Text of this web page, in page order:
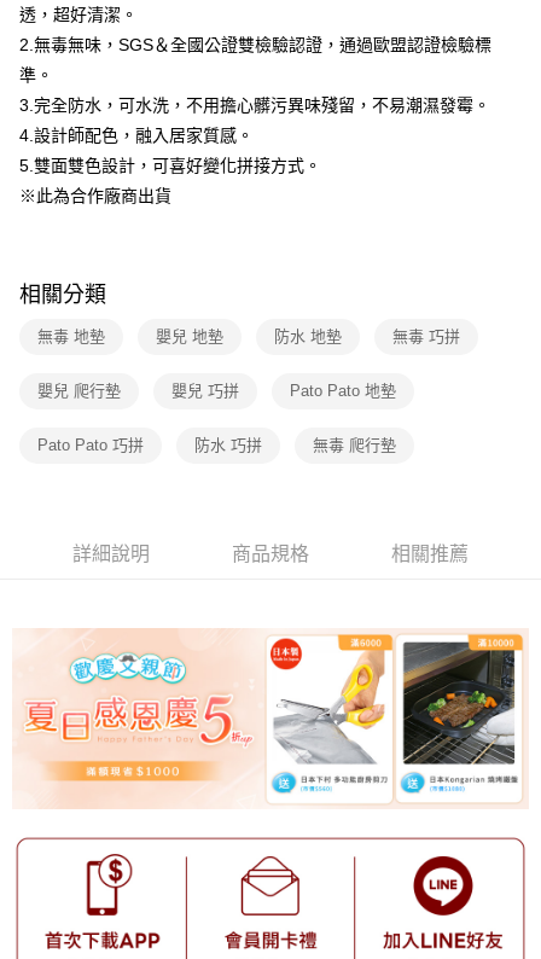
法說明評估內容。
1.分期款項不併入電信帳單，「大哥付你分期」於每月結算日後寄送繳費提
醒簡訊。
2.透過簡訊連結打開帳單後，可選擇「超商條碼／台灣大直營門市／銀行轉
帳／街口支付／iPASS MONEY」等通路繳費。
【注意事項】
1.本服務係由「台灣大哥大股份有限公司」（以下簡稱本公司）所提供，讓
用戶於交易時，得透過本服務購買商品或服務，並由商店將買賣／分期付款
由本公司與您本人進行分期帳單所需資料之確認、核對及更正。
透，超好清潔。
2.無毒無味，SGS＆全國公證雙檢驗認證，通過歐盟認證檢驗標
準。
3.完全防水，可水洗，不用擔心髒污異味殘留，不易潮濕發霉。
4.設計師配色，融入居家質感。
5.雙面雙色設計，可喜好變化拼接方式。
※此為合作廠商出貨
相關分類
無毒 地墊 嬰兒 地墊 防水 地墊 無毒 巧拼
嬰兒 爬行墊 嬰兒 巧拼 Pato Pato 地墊
Pato Pato 巧拼 防水 巧拼 無毒 爬行墊
詳細說明 商品規格 相關推薦